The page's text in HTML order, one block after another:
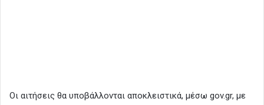
Οι αιτήσεις θα υποβάλλονται αποκλειστικά, μέσω gov.gr, με